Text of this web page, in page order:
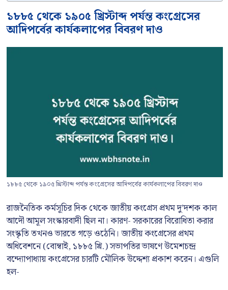
১৮৮৫ থেকে ১৯০৫ খ্রিস্টাব্দ পর্যন্ত কংগ্রেসের
আদিপর্বের কার্যকলাপের বিবরণ দাও
১৮৮৫ থেকে ১৯০৫ খ্রিস্টাব্দ পর্যন্ত কংগ্রেসের আদিপর্বের কার্যকলাপের বিবরণ দাও
রাজনৈতিক কর্মসূচির দিক থেকে জাতীয় কংগ্রেস প্রথম দু’দশক কাল
আদৌ আমূল সংস্কারবাদী ছিল না। কারণ- সরকারের বিরোধিতা করার
সংস্কৃতি তখনও ভারতে গড়ে ওঠেনি। জাতীয় কংগ্রেসের প্রথম
অধিবেশনে (বোম্বাই, ১৮৮৫ খ্রি.) সভাপতির ভাষণে উমেশচন্দ্র
বন্দ্যোপাধ্যায় কংগ্রেসের চারটি মৌলিক উদ্দেশ্য প্রকাশ করেন। এগুলি
হল-